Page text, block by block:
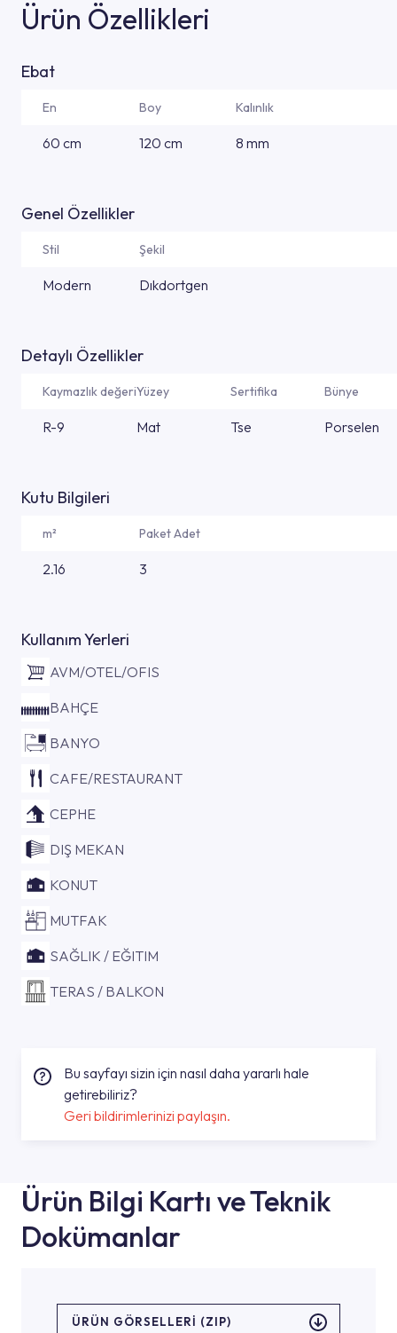
Ürün Özellikleri
Ebat
En Boy Kalınlık
60 cm 120 cm 8 mm
Genel Özellikler
Stil Şekil
Modern Dıkdortgen
Detaylı Özellikler
Kaymazlık değeriYüzey Sertifika Bünye
R-9 Mat Tse Porselen
Kutu Bilgileri
m² Paket Adet
2.16 3
Kullanım Yerleri
AVM/OTEL/OFIS
BAHÇE
BANYO
CAFE/RESTAURANT
CEPHE
DIŞ MEKAN
KONUT
MUTFAK
SAĞLIK / EĞITIM
TERAS / BALKON
Bu sayfayı sizin için nasıl daha yararlı hale
getirebiliriz?
Geri bildirimlerinizi paylaşın.
Ürün Bilgi Kartı ve Teknik
Dokümanlar
ÜRÜN GÖRSELLERI (ZIP)